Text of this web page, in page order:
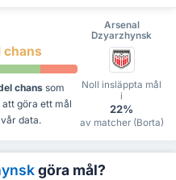
Arsenal
Dzyarzhynsk
chanssom
göra ett mål
data.
Noll insläppta mål
i
22%
av matcher (Borta)
göra mål?